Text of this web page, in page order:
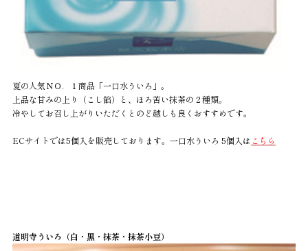
夏の人気ＮＯ．１商品「一口水ういろ」。
上品な甘みの上り（こし餡）と、ほろ苦い抹茶の２種類。
冷やしてお召し上がりいただくとのど越しも良くおすすめです。
ECサイトでは5個入を販売しております。一口水ういろ 5個入は こちら
道明寺ういろ（白・黒・抹茶・抹茶小豆）